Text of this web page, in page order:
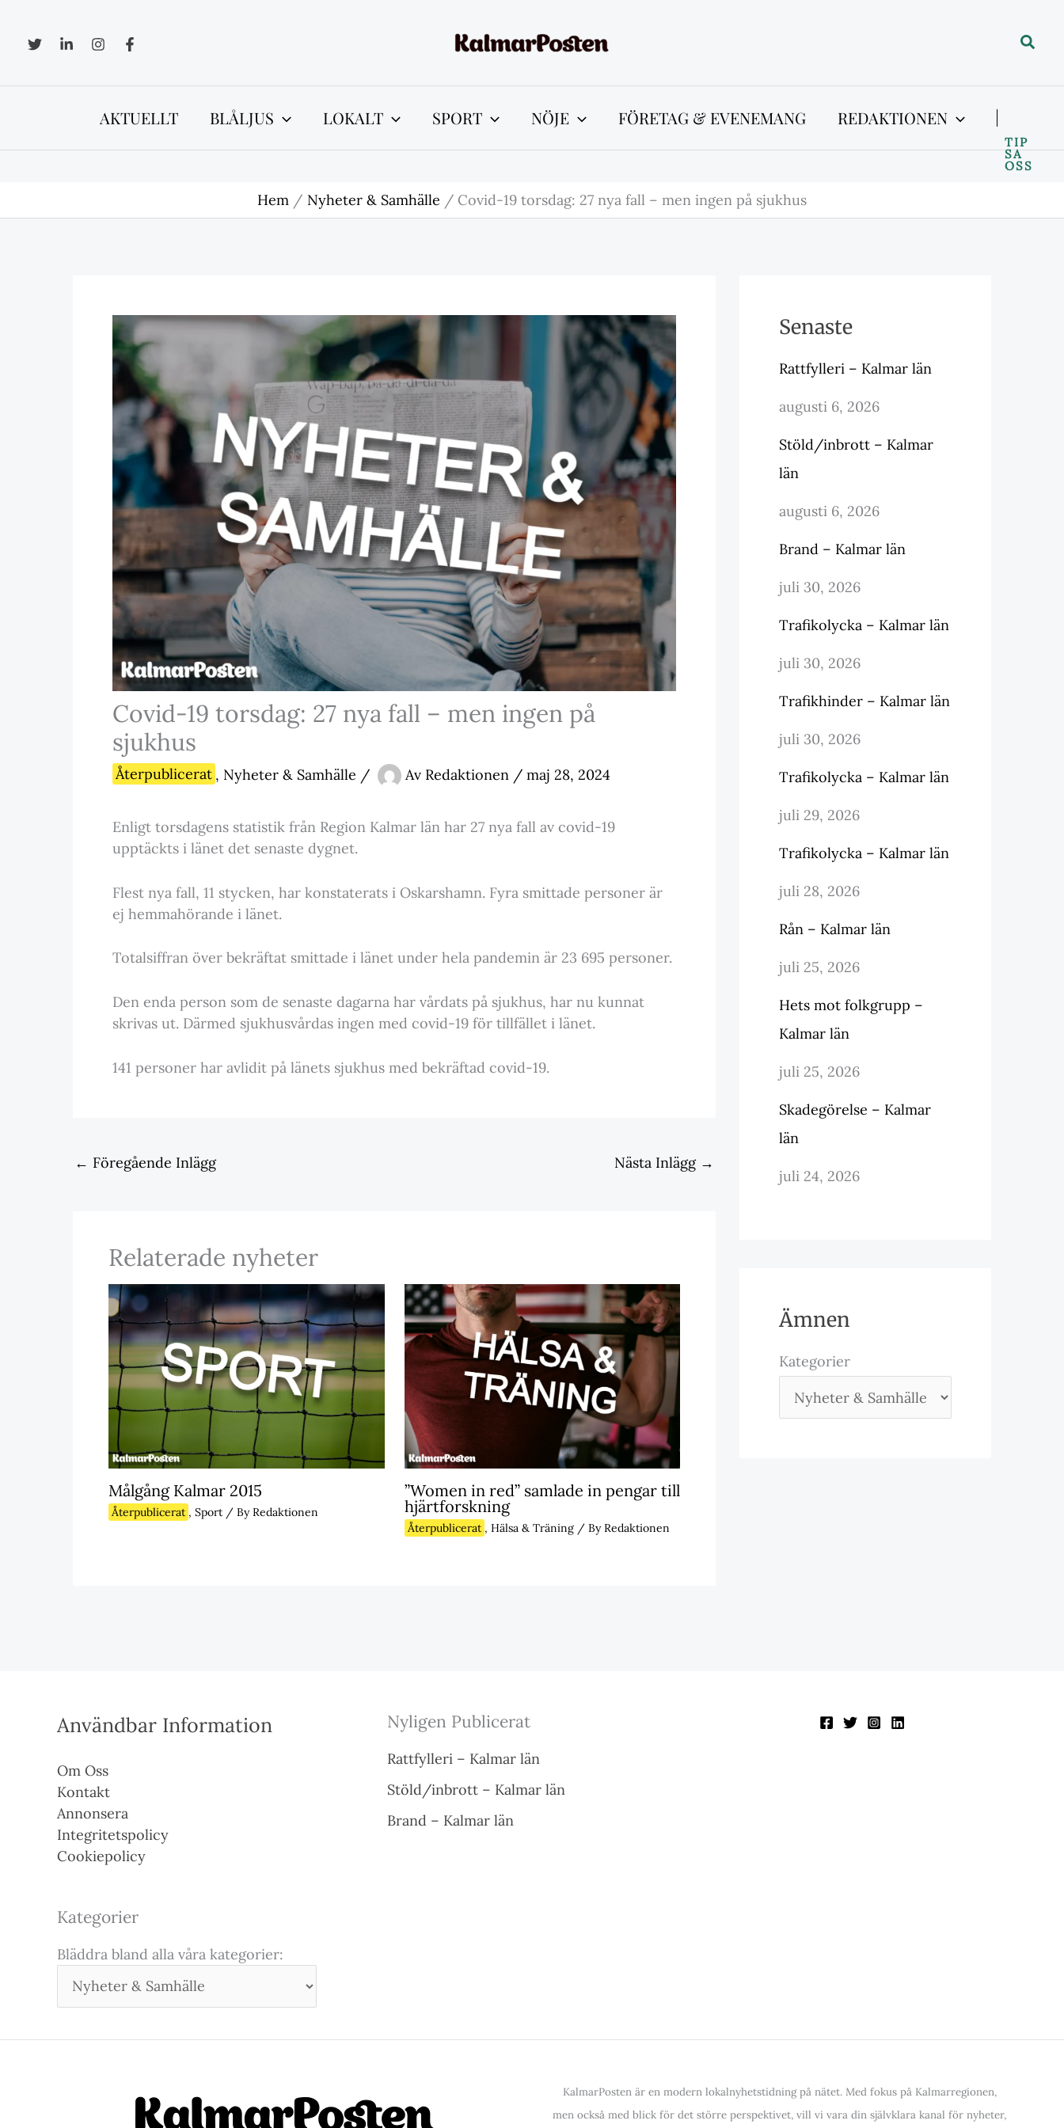
innehåll
Sök
AKTUELLT BLÅLJUS LOKALT SPORT NÖJE FÖRETAG & EVENEMANG REDAKTIONEN
TIP
SA
OSS
Hem Nyheter & Samhälle Covid-19 torsdag: 27 nya fall – men ingen på sjukhus
Covid-19 torsdag: 27 nya fall – men ingen på
sjukhus
Återpublicerat , Nyheter & Samhälle / Av Redaktionen / maj 28, 2024
Enligt torsdagens statistik från Region Kalmar län har 27 nya fall av covid-19
upptäckts i länet det senaste dygnet.
Flest nya fall, 11 stycken, har konstaterats i Oskarshamn. Fyra smittade personer är
ej hemmahörande i länet.
Totalsiffran över bekräftat smittade i länet under hela pandemin är 23 695 personer.
Den enda person som de senaste dagarna har vårdats på sjukhus, har nu kunnat
skrivas ut. Därmed sjukhusvårdas ingen med covid-19 för tillfället i länet.
141 personer har avlidit på länets sjukhus med bekräftad covid-19.
← Föregående Inlägg Nästa Inlägg →
Relaterade nyheter
Målgång Kalmar 2015
Återpublicerat , Sport / ByRedaktionen
”Women in red” samlade in pengar till
hjärtforskning
Återpublicerat , Hälsa & Träning/ ByRedaktionen
Senaste
Rattfylleri – Kalmar län
augusti 6, 2026
Stöld/inbrott – Kalmar
län
augusti 6, 2026
Brand – Kalmar län
juli 30, 2026
Trafikolycka – Kalmar län
juli 30, 2026
Trafikhinder – Kalmar län
juli 30, 2026
Trafikolycka – Kalmar län
juli 29, 2026
Trafikolycka – Kalmar län
juli 28, 2026
Rån – Kalmar län
juli 25, 2026
Hets mot folkgrupp –
Kalmar län
juli 25, 2026
Skadegörelse – Kalmar
län
juli 24, 2026
Ämnen
Kategorier
Användbar Information
Om Oss
Kontakt
Annonsera
Integritetspolicy
Cookiepolicy
Kategorier
Bläddra bland alla våra kategorier:
Nyligen Publicerat
Rattfylleri – Kalmar län
Stöld/inbrott – Kalmar län
Brand – Kalmar län
KalmarPosten är en modern lokalnyhetstidning på nätet. Med fokus på Kalmarregionen,
men också med blick för det större perspektivet, vill vi vara din självklara kanal för nyheter,